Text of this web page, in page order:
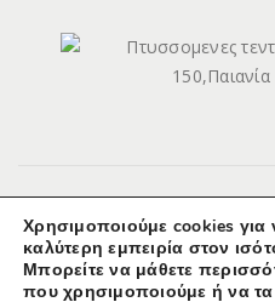
© Copyright 2025 E-Z UP.GR,
Χρησιμοποιούμε cookies
καλύτερη εμπειρία στον
Μπορείτε να μάθετε
που χρησιμοποιούμε ή να